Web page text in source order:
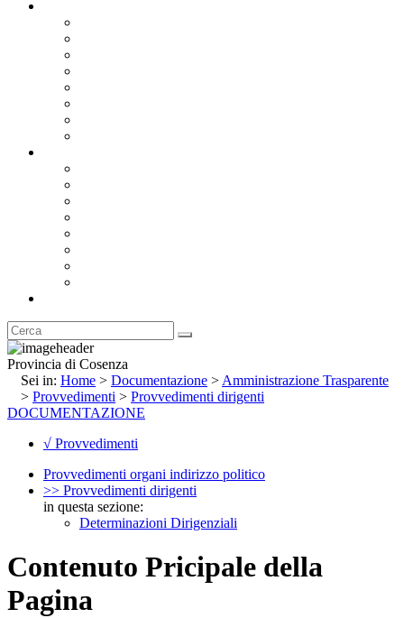
Provincia di Cosenza
Sei in: Home > Documentazione > Amministrazione Trasparente
> Provvedimenti > Provvedimenti dirigenti
DOCUMENTAZIONE
√ Provvedimenti
Provvedimenti organi indirizzo politico
>> Provvedimenti dirigenti
in questa sezione:
Determinazioni Dirigenziali
Contenuto Pricipale della
Pagina